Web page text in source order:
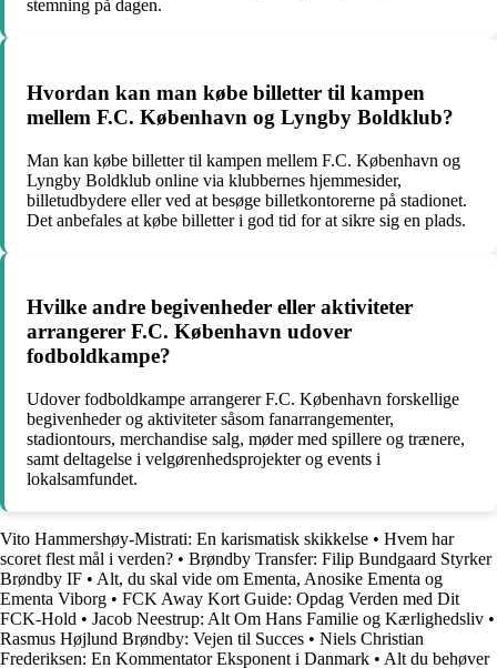
stemning på dagen.
Hvordan kan man købe billetter til kampen
mellem F.C. København og Lyngby Boldklub?
Man kan købe billetter til kampen mellem F.C. København og
Lyngby Boldklub online via klubbernes hjemmesider,
billetudbydere eller ved at besøge billetkontorerne på stadionet.
Det anbefales at købe billetter i god tid for at sikre sig en plads.
Hvilke andre begivenheder eller aktiviteter
arrangerer F.C. København udover
fodboldkampe?
Udover fodboldkampe arrangerer F.C. København forskellige
begivenheder og aktiviteter såsom fanarrangementer,
stadiontours, merchandise salg, møder med spillere og trænere,
samt deltagelse i velgørenhedsprojekter og events i
lokalsamfundet.
Vito Hammershøy-Mistrati: En karismatisk skikkelse • Hvem har
scoret flest mål i verden? • Brøndby Transfer: Filip Bundgaard Styrker
Brøndby IF • Alt, du skal vide om Ementa, Anosike Ementa og
Ementa Viborg • FCK Away Kort Guide: Opdag Verden med Dit
FCK-Hold • Jacob Neestrup: Alt Om Hans Familie og Kærlighedsliv •
Rasmus Højlund Brøndby: Vejen til Succes • Niels Christian
Frederiksen: En Kommentator Eksponent i Danmark • Alt du behøver